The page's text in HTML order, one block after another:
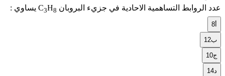
عدد الروابط التساهمية الاحادية في جزيء البروبان
C3H8 يساوي :
8
ب12
ج10
14